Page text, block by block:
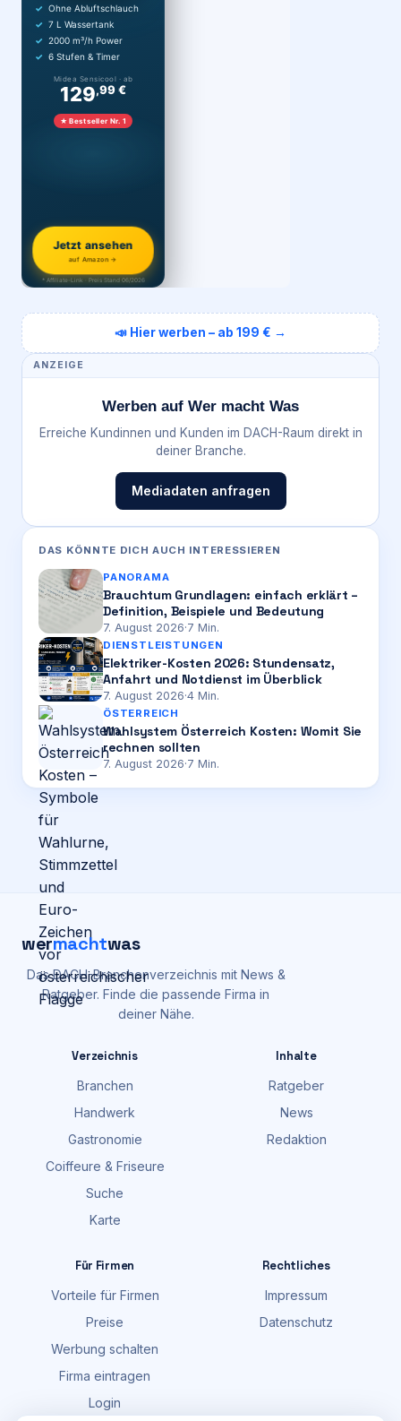
Ohne Abluftschlauch
7 L Wassertank
2000 m³/h Power
6 Stufen & Timer
Midea Sensicool · ab
129,99 €
★ Bestseller Nr. 1
Jetzt ansehen
auf Amazon →
* Affiliate-Link · Preis Stand 06/2026
📣 Hier werben – ab 199 € →
ANZEIGE
Werben auf Wer macht Was
Erreiche Kundinnen und Kunden im DACH-Raum direkt in
deiner Branche.
Mediadaten anfragen
DAS KÖNNTE DICH AUCH INTERESSIEREN
PANORAMA
Brauchtum Grundlagen: einfach erklärt –
Definition, Beispiele und Bedeutung
7. August 2026·7 Min.
DIENSTLEISTUNGEN
Elektriker-Kosten 2026: Stundensatz,
Anfahrt und Notdienst im Überblick
7. August 2026·4 Min.
ÖSTERREICH
Wahlsystem Österreich Kosten: Womit Sie
rechnen sollten
7. August 2026·7 Min.
wermachtwas
Das DACH-Branchenverzeichnis mit News &
Ratgeber. Finde die passende Firma in
deiner Nähe.
Verzeichnis
Branchen
Handwerk
Gastronomie
Coiffeure & Friseure
Suche
Karte
Inhalte
Ratgeber
News
Redaktion
Für Firmen
Vorteile für Firmen
Preise
Werbung schalten
Firma eintragen
Login
Rechtliches
Impressum
Datenschutz